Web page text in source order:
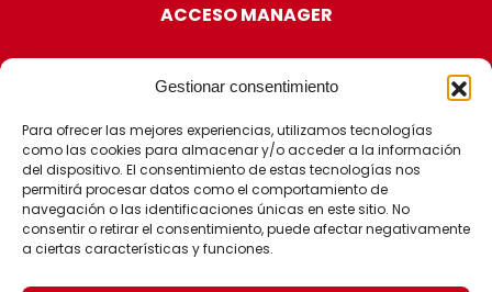
Gestionar consentimiento
Para ofrecer las mejores experiencias, utilizamos tecnologías
como las cookies para almacenar y/o acceder a la información
del dispositivo. El consentimiento de estas tecnologías nos
permitirá procesar datos como el comportamiento de
navegación o las identificaciones únicas en este sitio. No
consentir o retirar el consentimiento, puede afectar negativamente
a ciertas características y funciones.
ACCESO MANAGER
CERTIFICACIONES